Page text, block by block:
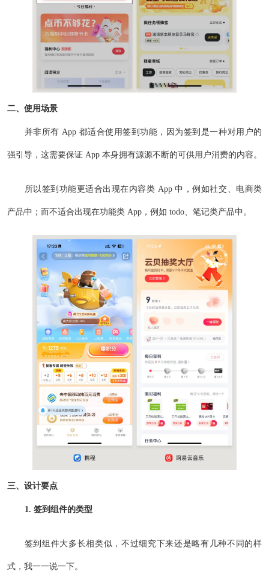
二、使用场景
并非所有 App 都适合使用签到功能，因为签到是一种对用户的
强引导，这需要保证 App 本身拥有源源不断的可供用户消费的内容。
所以签到功能更适合出现在内容类 App 中，例如社交、电商类
产品中；而不适合出现在功能类 App，例如 todo、笔记类产品中。
三、设计要点
1. 签到组件的类型
签到组件大多长相类似，不过细究下来还是略有几种不同的样
式，我一一说一下。